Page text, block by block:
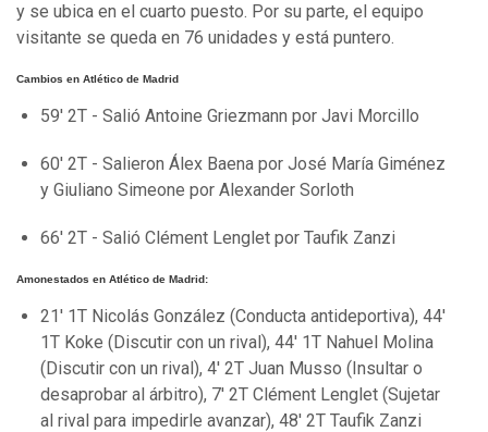
y se ubica en el cuarto puesto. Por su parte, el equipo
visitante se queda en 76 unidades y está puntero.
Cambios en Atlético de Madrid
59' 2T - Salió Antoine Griezmann por Javi Morcillo
60' 2T - Salieron Álex Baena por José María Giménez
y Giuliano Simeone por Alexander Sorloth
66' 2T - Salió Clément Lenglet por Taufik Zanzi
Amonestados en Atlético de Madrid:
21' 1T Nicolás González (Conducta antideportiva), 44'
1T Koke (Discutir con un rival), 44' 1T Nahuel Molina
(Discutir con un rival), 4' 2T Juan Musso (Insultar o
desaprobar al árbitro), 7' 2T Clément Lenglet (Sujetar
al rival para impedirle avanzar), 48' 2T Taufik Zanzi